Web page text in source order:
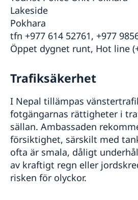
Lakeside
Pokhara
tfn +977 614 52761, +977
Öppet dygnet runt, Hot line
Trafiksäkerhet
I Nepal tillämpas
fotgängarnas rättigheter i
sällan. Ambassaden
försiktighet, särskilt med
ofta är smala, dåligt
av kraftigt regn eller
risken för olyckor.